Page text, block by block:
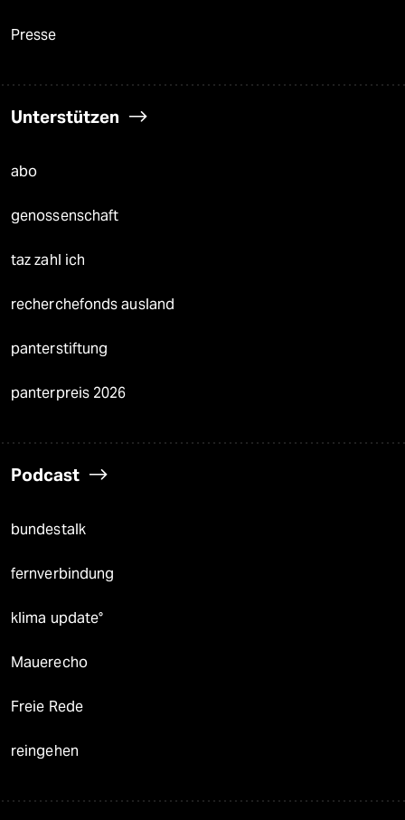
Presse
Unterstützen
abo
genossenschaft
taz zahl ich
recherchefonds ausland
panterstiftung
panterpreis 2026
Podcast
bundestalk
fernverbindung
klima update°
Mauerecho
Freie Rede
reingehen